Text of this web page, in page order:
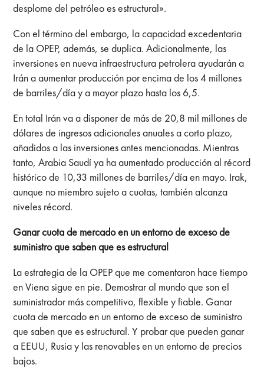
desplome del petróleo es estructural».
Con el término del embargo, la capacidad excedentaria
de la OPEP, además, se duplica. Adicionalmente, las
inversiones en nueva infraestructura petrolera ayudarán a
Irán a aumentar producción por encima de los 4 millones
de barriles/día y a mayor plazo hasta los 6,5.
En total Irán va a disponer de más de 20,8 mil millones de
dólares de ingresos adicionales anuales a corto plazo,
añadidos a las inversiones antes mencionadas. Mientras
tanto, Arabia Saudí ya ha aumentado producción al récord
histórico de 10,33 millones de barriles/día en mayo. Irak,
aunque no miembro sujeto a cuotas, también alcanza
niveles récord.
Ganar cuota de mercado en un entorno de exceso de
suministro que saben que es estructural
La estrategia de la OPEP que me comentaron hace tiempo
en Viena sigue en pie. Demostrar al mundo que son el
suministrador más competitivo, flexible y fiable. Ganar
cuota de mercado en un entorno de exceso de suministro
que saben que es estructural. Y probar que pueden ganar
a EEUU, Rusia y las renovables en un entorno de precios
bajos.